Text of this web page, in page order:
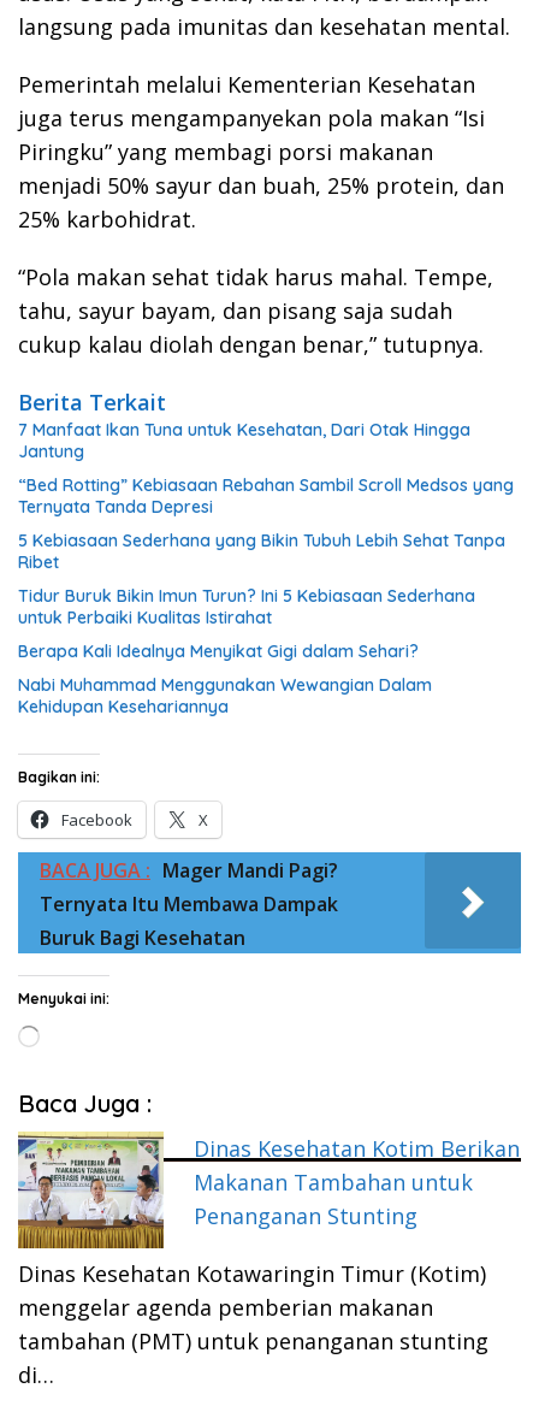
langsung pada imunitas dan kesehatan mental.
Pemerintah melalui Kementerian Kesehatan
juga terus mengampanyekan pola makan “Isi
Piringku” yang membagi porsi makanan
menjadi 50% sayur dan buah, 25% protein, dan
25% karbohidrat.
“Pola makan sehat tidak harus mahal. Tempe,
tahu, sayur bayam, dan pisang saja sudah
cukup kalau diolah dengan benar,” tutupnya.
Berita Terkait
7 Manfaat Ikan Tuna untuk Kesehatan, Dari Otak Hingga
Jantung
“Bed Rotting” Kebiasaan Rebahan Sambil Scroll Medsos yang
Ternyata Tanda Depresi
5 Kebiasaan Sederhana yang Bikin Tubuh Lebih Sehat Tanpa
Ribet
Tidur Buruk Bikin Imun Turun? Ini 5 Kebiasaan Sederhana
untuk Perbaiki Kualitas Istirahat
Berapa Kali Idealnya Menyikat Gigi dalam Sehari?
Nabi Muhammad Menggunakan Wewangian Dalam
Kehidupan Kesehariannya
Bagikan ini:
Facebook X
BACA JUGA : Mager Mandi Pagi?
Ternyata Itu Membawa Dampak
Buruk Bagi Kesehatan
Menyukai ini:
Memuat...
Baca Juga :
Dinas Kesehatan Kotim Berikan
Makanan Tambahan untuk
Penanganan Stunting
Dinas Kesehatan Kotawaringin Timur (Kotim)
menggelar agenda pemberian makanan
tambahan (PMT) untuk penanganan stunting
di…